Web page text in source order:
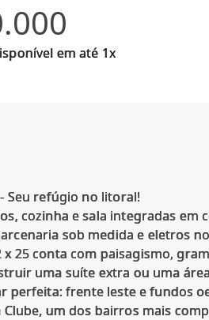
em até 1x
Seu refúgio no litoral!
cozinha e sala integradas em
sob medida e eletros
25 conta com paisagismo,
uma suíte extra ou uma
perfeita: frente leste e fundos
Clube, um dos bairros mais